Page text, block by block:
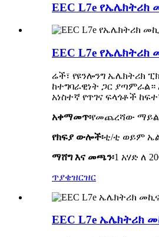
EEC L7e የኤሌክትሪክ
EEC L7e
ሬች፣ የዩንሎንግ ኤሌክትሪክ
ከተግባራዊነት ጋር
አነስተኛ የጥገና ፍላጎቶች
አቀማመጥ፡የመጨረሻው ማይል
የክፍያ ውሎች፡ቲ/ቲ ወይም
ማሸግ እና መጫን፡1 አሃድ ለ
ጥያቄዝርዝር
EEC L7e ኤሌክትሪክ